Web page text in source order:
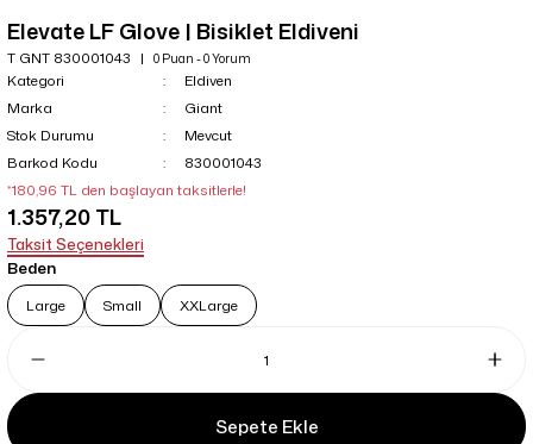
Elevate LF Glove | Bisiklet Eldiveni
T GNT 830001043 0 Puan - 0 Yorum
Kategori
Eldiven
Marka
Giant
Stok Durumu
Mevcut
Barkod Kodu
830001043
*180,96 TL den başlayan taksitlerle!
1.357,20 TL
Taksit Seçenekleri
Beden
Large Small XXLarge
Sepete Ekle